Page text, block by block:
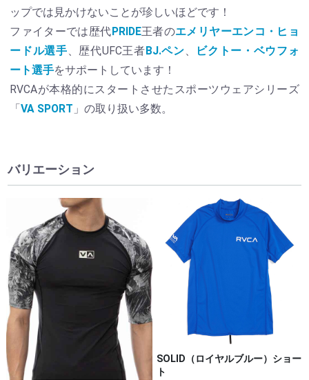
ップでは見かけないことが珍しいほどです！
ファイターでは歴代PRIDE王者のエメリヤーエンコ・ヒョ
ードル選手 、歴代UFC王者BJ.ペン
ビクトー・ベウフォ
ート選手をサポートしています！
RVCAが本格的にスタートさせたスポーツウェアシリーズ
「VA SPORT 」の取り扱い多数。
バリエーション
SOLID（ロイヤルブルー）ショー
ト